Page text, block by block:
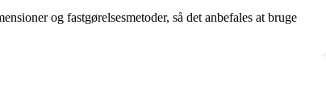
og fastgørelsesmetoder, så det anbefales at bruge